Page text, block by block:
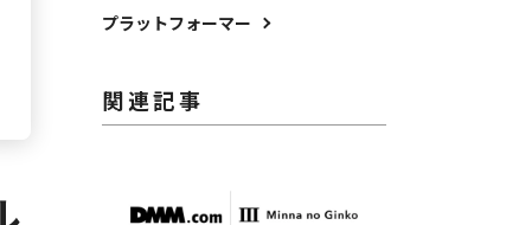
プラットフォーマー
関連記事